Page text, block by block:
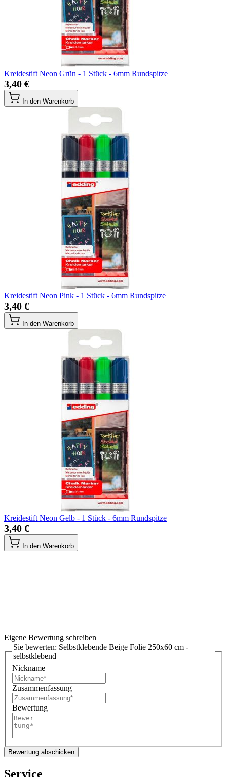
Kreidestift Neon Grün - 1 Stück - 6mm Rundspitze
3,40 €
In den Warenkorb
Kreidestift Neon Pink - 1 Stück - 6mm Rundspitze
3,40 €
In den Warenkorb
Kreidestift Neon Gelb - 1 Stück - 6mm Rundspitze
3,40 €
In den Warenkorb
Eigene Bewertung schreiben
Sie bewerten: Selbstklebende Beige Folie 250x60 cm -
selbstklebend
Nickname
Zusammenfassung
Bewertung
Bewertung abschicken
Service